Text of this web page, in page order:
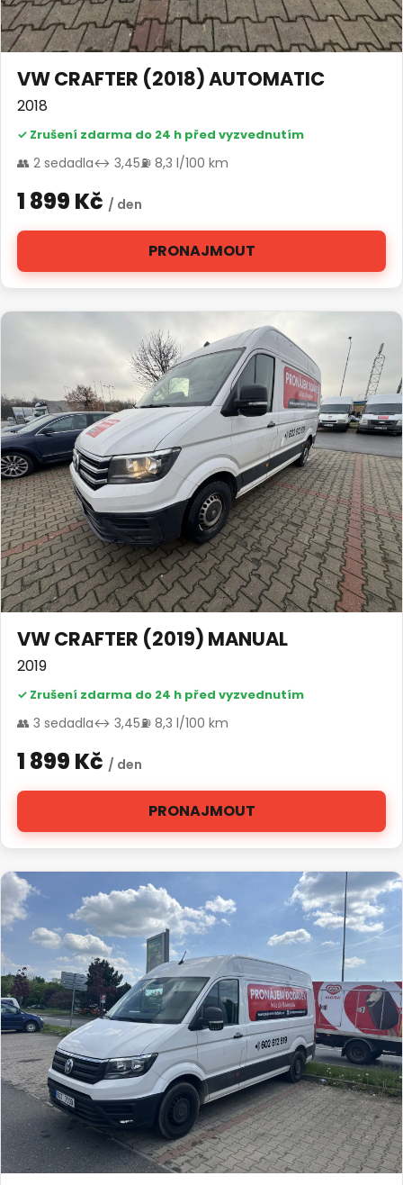
VW CRAFTER (2018) AUTOMATIC
2018
✓ Zrušení zdarma do 24 h před vyzvednutím
👥 2 sedadla↔ 3,45⛽ 8,3 l/100 km
1 899 Kč / den
PRONAJMOUT
VW CRAFTER (2019) MANUAL
2019
✓ Zrušení zdarma do 24 h před vyzvednutím
👥 3 sedadla↔ 3,45⛽ 8,3 l/100 km
1 899 Kč / den
PRONAJMOUT